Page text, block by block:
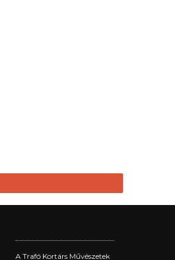
A Trafó Kortárs Művészetek